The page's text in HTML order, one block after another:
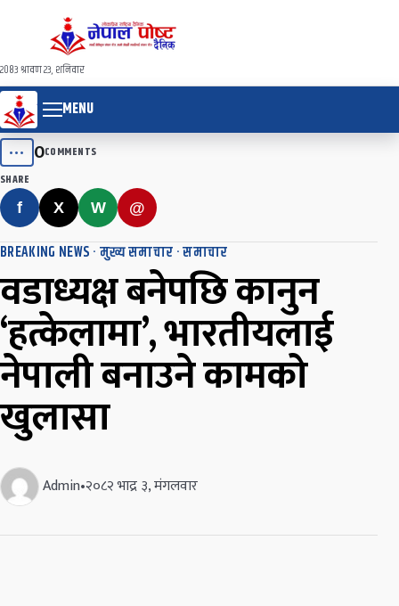
२०८३ श्रावण २३, शनिवार
MENU
••• 0COMMENTS
SHARE
f X W @
BREAKING NEWS ·मुख्य समाचार ·समाचार
वडाध्यक्ष बनेपछि कानुन
‘हत्केलामा’, भारतीयलाई
नेपाली बनाउने कामको
खुलासा
Admin•२०८२ भाद्र ३, मंगलवार